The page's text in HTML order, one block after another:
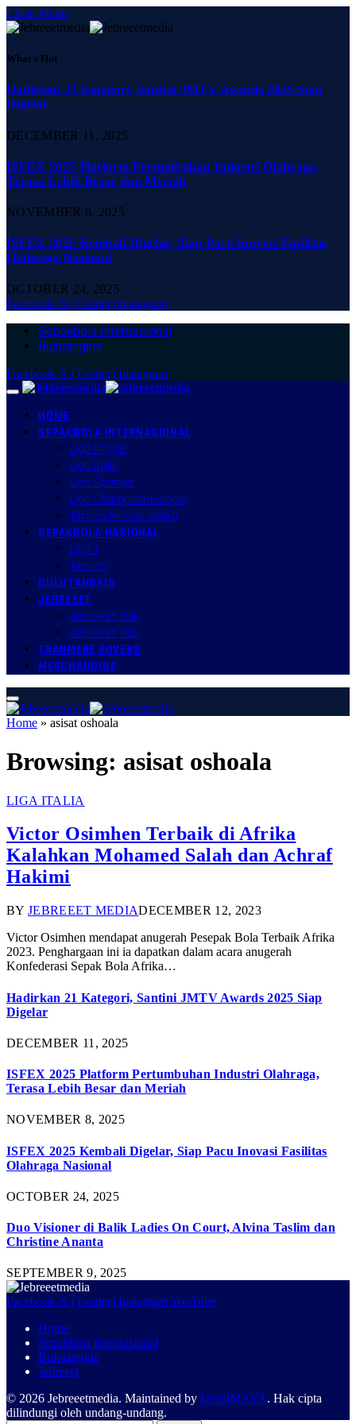
Close Menu
What's Hot
Hadirkan 21 Kategori, Santini JMTV Awards 2025 Siap
Digelar
DECEMBER 11, 2025
ISFEX 2025 Platform Pertumbuhan Industri Olahraga,
Terasa Lebih Besar dan Meriah
NOVEMBER 8, 2025
ISFEX 2025 Kembali Digelar, Siap Pacu Inovasi Fasilitas
Olahraga Nasional
OCTOBER 24, 2025
Facebook X (Twitter) Instagram
Sepakbola Internasional
Bulutangkis
Facebook X (Twitter) Instagram
HOME
SEPAKBOLA INTERNASIONAL
Liga Inggris
Liga Italia
Liga Spanyol
Liga Champion/Europa
Timnas Mancanegara
SEPAKBOLA NASIONAL
Liga 1
Timnas
BULUTANGKIS
JEBREEET
Jebreeet Talk
Jebreeet Tips
TRANMERE ROVERS
MERCHANDISE
Home » asisat oshoala
Browsing: asisat oshoala
LIGA ITALIA
Victor Osimhen Terbaik di Afrika
Kalahkan Mohamed Salah dan Achraf
Hakimi
BY JEBREEET MEDIADECEMBER 12, 2023
Victor Osimhen mendapat anugerah Pesepak Bola Terbaik Afrika
2023. Penghargaan ini ia dapatkan dalam acara anugerah
Konfederasi Sepak Bola Afrika…
Hadirkan 21 Kategori, Santini JMTV Awards 2025 Siap
Digelar
DECEMBER 11, 2025
ISFEX 2025 Platform Pertumbuhan Industri Olahraga,
Terasa Lebih Besar dan Meriah
NOVEMBER 8, 2025
ISFEX 2025 Kembali Digelar, Siap Pacu Inovasi Fasilitas
Olahraga Nasional
OCTOBER 24, 2025
Duo Visioner di Balik Ladies On Court, Alvina Taslim dan
Christine Ananta
SEPTEMBER 9, 2025
Facebook X (Twitter) InstagramYouTube
Home
Sepakbola Internasional
Bulutangkis
Jebreeet
© 2026 Jebreeetmedia. Maintained by kreasiMAYA. Hak cipta
dilindungi oleh undang-undang.